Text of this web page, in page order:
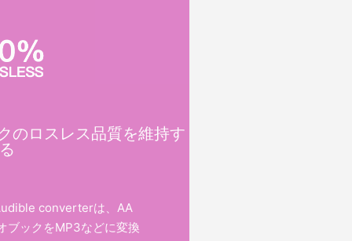
のロスレス品質を維持す
converterは、AA
ブックをMP3などに変換